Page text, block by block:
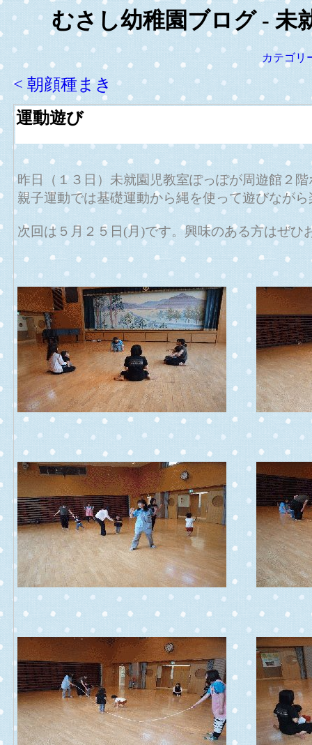
むさし幼稚園ブログ - 未
カテゴリ
< 朝顔種まき
運動遊び
昨日（１３日）未就園児教室ぽっぽが周遊館２
親子運動では基礎運動から縄を使って遊びなが
次回は５月２５日(月)です。興味のある方はぜひ